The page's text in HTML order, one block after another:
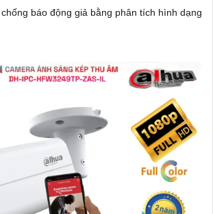
báo động giả bằng phân tích hình dạng